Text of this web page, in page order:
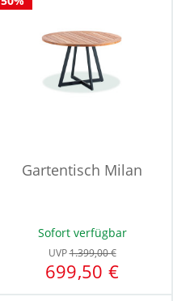
Gartentisch Milan
Sofort verfügbar
UVP1.399,00 €
699,50 €